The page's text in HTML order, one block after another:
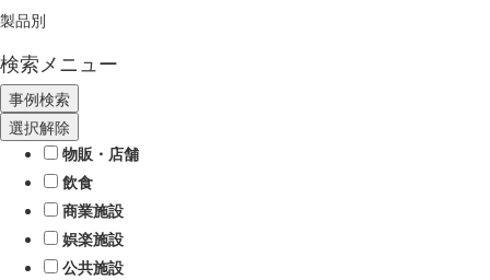
製品別
検索メニュー
選択解除
物販・店舗
飲食
商業施設
娯楽施設
公共施設